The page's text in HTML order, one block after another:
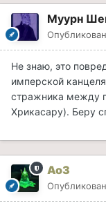
Муурн
Не знаю, это
имперской
стражника между
Хрикасару). Беру
Ao3